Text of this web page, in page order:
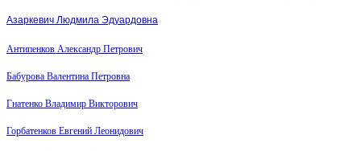
Азаркевич Людмила Эдуардовна
Антипенков Александр Петрович
Бабурова Валентина Петровна
Гнатенко Владимир Викторович
Горбатенков Евгений Леонидович